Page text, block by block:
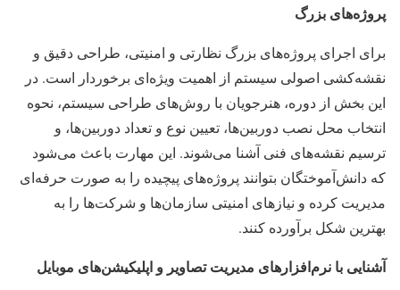
پروژه‌های بزرگ
برای اجرای پروژه‌های بزرگ نظارتی و امنیتی، طراحی دقیق و
نقشه‌کشی اصولی سیستم از اهمیت ویژه‌ای برخوردار است. در
این بخش از دوره، هنرجویان با روش‌های طراحی سیستم، نحوه
انتخاب محل نصب دوربین‌ها، تعیین نوع و تعداد دوربین‌ها، و
ترسیم نقشه‌های فنی آشنا می‌شوند. این مهارت باعث می‌شود
که دانش‌آموختگان بتوانند پروژه‌های پیچیده را به صورت حرفه‌ای
مدیریت کرده و نیازهای امنیتی سازمان‌ها و شرکت‌ها را به
بهترین شکل برآورده کنند.
آشنایی با نرم‌افزارهای مدیریت تصاویر و اپلیکیشن‌های موبایل